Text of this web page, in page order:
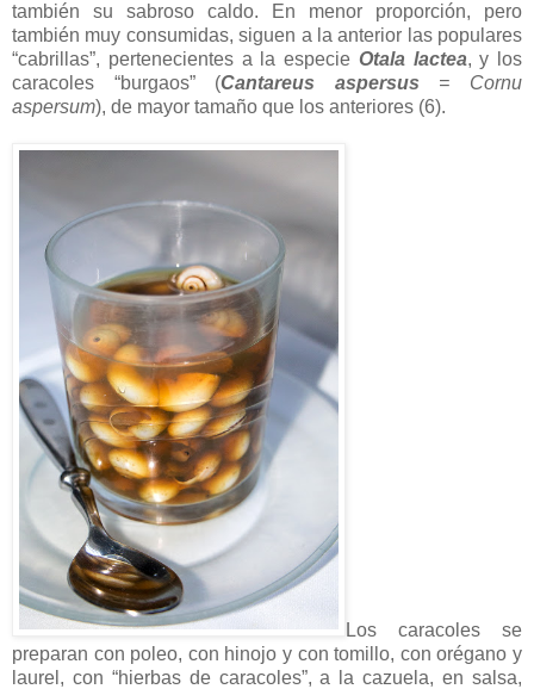
también su sabroso caldo. En menor proporción, pero
también muy consumidas, siguen a la anterior las populares
“cabrillas”, pertenecientes a la especie Otala lactea, y los
caracoles “burgaos” (Cantareus aspersus = Cornu
aspersum), de mayor tamaño que los anteriores (6).
Los caracoles se
preparan con poleo, con hinojo y con tomillo, con orégano y
laurel, con “hierbas de caracoles”, a la cazuela, en salsa,